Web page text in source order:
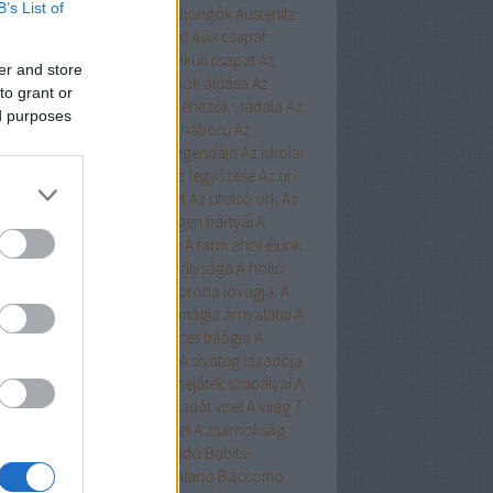
List of
and store
grant or
purposes
Aurora Austen-rajongók Austerlitz
Aveyard Avix csapat
Ázsia-saga Az arc nélküli csapatAz
bába
Az égi hivatalnok áldása Az
ló
Az éhezők viadala Az
hercege
Az első hangy háború Az
flottaAz északi erdő legendája Az iskolai
Az Olimposz legyőzéseAz úri
Az utolsó huszonhétAz utolsó ork Az
A Birodalom tengeri bártyái A
kultiváció nagymestereA farm ahol élünk
A híd királysága A holló
A korona lovagjai A
népe
A mágia árnyalatai A
rabjai
A nyertes trilógia A
A sivatag lázadója
egyenlete
A szerencsejáték szabályai A
boszorkánya
A tacskó Pradát viselA világ 7
A Yellowstone alfahímjei A zsarnokság
Babilon Kiadó Babits-
Baccalario Baccomo